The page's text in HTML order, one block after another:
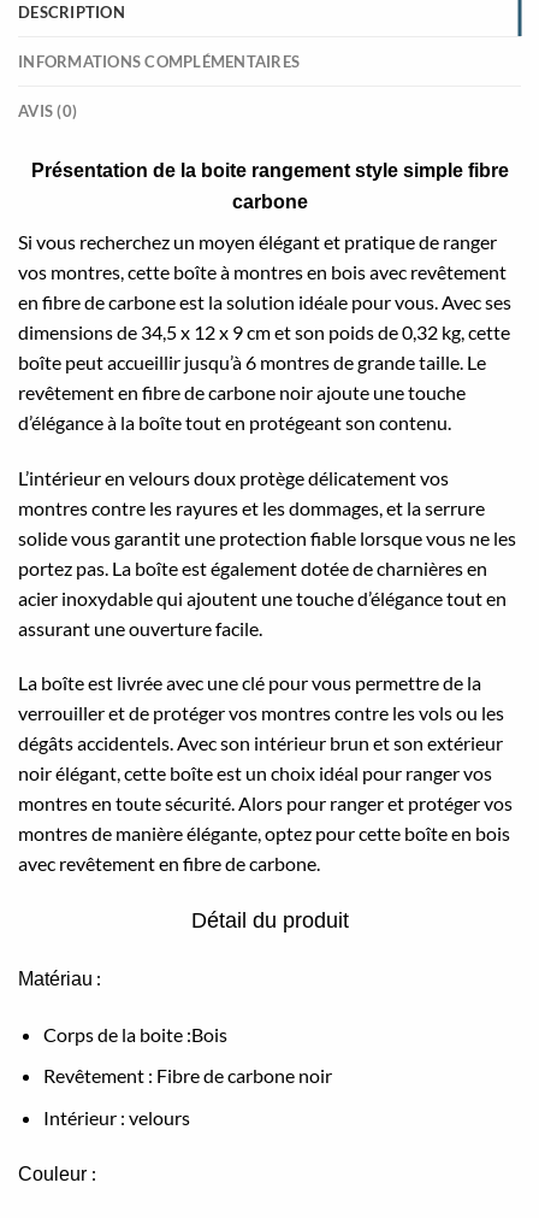
DESCRIPTION
INFORMATIONS COMPLÉMENTAIRES
AVIS (0)
Présentation de la boite rangement style simple fibre
carbone
Si vous recherchez un moyen élégant et pratique de ranger
vos montres, cette boîte à montres en bois avec revêtement
en fibre de carbone est la solution idéale pour vous. Avec ses
dimensions de 34,5 x 12 x 9 cm et son poids de 0,32 kg, cette
boîte peut accueillir jusqu’à 6 montres de grande taille. Le
revêtement en fibre de carbone noir ajoute une touche
d’élégance à la boîte tout en protégeant son contenu.
L’intérieur en velours doux protège délicatement vos
montres contre les rayures et les dommages, et la serrure
solide vous garantit une protection fiable lorsque vous ne les
portez pas. La boîte est également dotée de charnières en
acier inoxydable qui ajoutent une touche d’élégance tout en
assurant une ouverture facile.
La boîte est livrée avec une clé pour vous permettre de la
verrouiller et de protéger vos montres contre les vols ou les
dégâts accidentels. Avec son intérieur brun et son extérieur
noir élégant, cette boîte est un choix idéal pour ranger vos
montres en toute sécurité. Alors pour ranger et protéger vos
montres de manière élégante, optez pour cette boîte en bois
avec revêtement en fibre de carbone.
Détail du produit
Matériau :
Corps de la boite :Bois
Revêtement : Fibre de carbone noir
Intérieur : velours
Couleur :